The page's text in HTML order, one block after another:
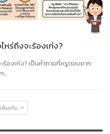
หร่ถึงจะร้องเก่ง?
องเก่ง? เป็นคำถามที่ครูตอบยาก
…
พิ่มเติม